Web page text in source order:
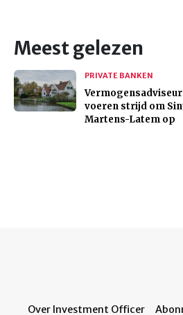
Meest gelezen
PRIVATE BANKEN
voeren strijd om
Martens-Latem op
Over Investment Officer